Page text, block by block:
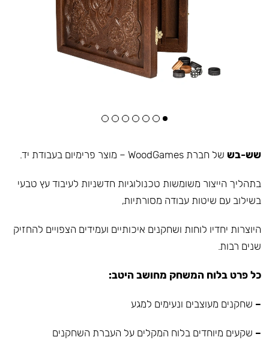
שש-בש של חברת WoodGames – מוצר פרימיום בעבודת יד.
בתהליך הייצור משומשות טכנולוגיות חדשניות לעיבוד עץ טבעי
בשילוב עם שיטות עבודה מסורתיות,
היוצרות יחדיו לוחות ושחקנים איכותיים ועמידים הצפויים להחזיק
שנים רבות.
כל פרט בלוח המשחק מחושב היטב:
– שחקנים מעוצבים ונעימים למגע
– שקעים מיוחדים בלוח המקלים על העברת השחקנים